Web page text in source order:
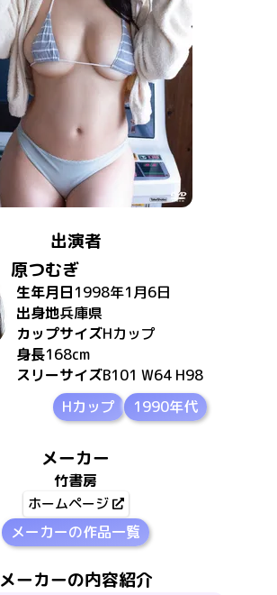
出演者
原つむぎ
生年月日1998年1月6日
出身地兵庫県
カップサイズHカップ
身長168cm
スリーサイズB101 W64 H98
Hカップ
1990年代
メーカー
竹書房
ホームページ
メーカーの作品一覧
メーカーの内容紹介